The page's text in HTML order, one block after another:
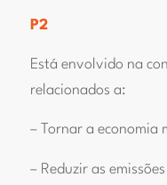
P2
Está envolvido na
relacionados a:
– Tornar a economia
– Reduzir as